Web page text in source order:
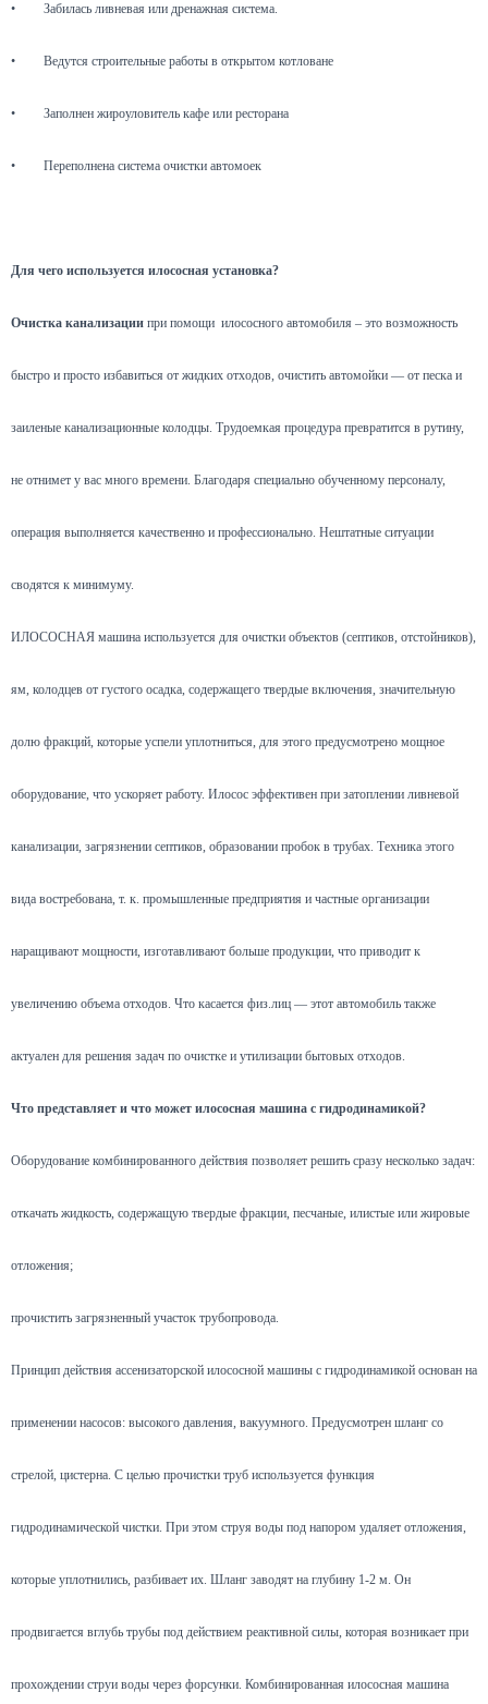
• Забилась ливневая или дренажная система.
• Ведутся строительные работы в открытом котловане
• Заполнен жироуловитель кафе или ресторана
• Переполнена система очистки автомоек
Для чего используется илососная установка?
Очистка канализации при помощи илососного автомобиля – это возможность
быстро и просто избавиться от жидких отходов, очистить автомойки — от песка и
заиленые канализационные колодцы. Трудоемкая процедура превратится в рутину,
не отнимет у вас много времени. Благодаря специально обученному персоналу,
операция выполняется качественно и профессионально. Нештатные ситуации
сводятся к минимуму.
ИЛОСОСНАЯ машина используется для очистки объектов (септиков, отстойников),
ям, колодцев от густого осадка, содержащего твердые включения, значительную
долю фракций, которые успели уплотниться, для этого предусмотрено мощное
оборудование, что ускоряет работу. Илосос эффективен при затоплении ливневой
канализации, загрязнении септиков, образовании пробок в трубах. Техника этого
вида востребована, т. к. промышленные предприятия и частные организации
наращивают мощности, изготавливают больше продукции, что приводит к
увеличению объема отходов. Что касается физ.лиц — этот автомобиль также
актуален для решения задач по очистке и утилизации бытовых отходов.
Что представляет и что может илососная машина с гидродинамикой?
Оборудование комбинированного действия позволяет решить сразу несколько задач:
откачать жидкость, содержащую твердые фракции, песчаные, илистые или жировые
отложения;
прочистить загрязненный участок трубопровода.
Принцип действия ассенизаторской илососной машины с гидродинамикой основан на
применении насосов: высокого давления, вакуумного. Предусмотрен шланг со
стрелой, цистерна. С целью прочистки труб используется функция
гидродинамической чистки. При этом струя воды под напором удаляет отложения,
которые уплотнились, разбивает их. Шланг заводят на глубину 1-2 м. Он
продвигается вглубь трубы под действием реактивной силы, которая возникает при
прохождении струи воды через форсунки. Комбинированная илососная машина